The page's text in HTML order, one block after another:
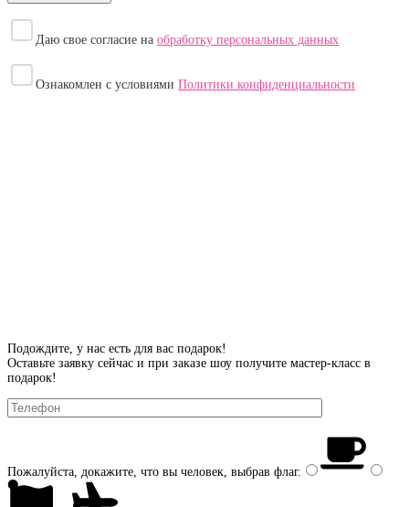
Даю свое согласие на обработку персональных данных
Ознакомлен с условиями Политики конфиденциальности
Подождите, у нас есть для вас подарок!
Оставьте заявку сейчас и при заказе шоу получите мастер-класс в
подарок!
Пожалуйста, докажите, что вы человек, выбрав флаг.